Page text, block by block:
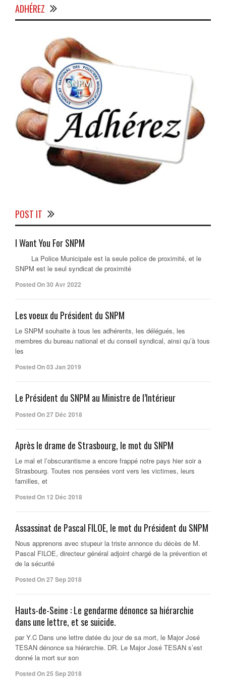
ADHÉREZ
POST IT
I Want You For SNPM
La Police Municipale est la seule police de proximité, et le
SNPM est le seul syndicat de proximité
Posted On 30 Avr 2022
Les voeux du Président du SNPM
Le SNPM souhaite à tous les adhérents, les délégués, les
membres du bureau national et du conseil syndical, ainsi qu’à tous
les
Posted On 03 Jan 2019
Le Président du SNPM au Ministre de l’Intérieur
Posted On 27 Déc 2018
Après le drame de Strasbourg, le mot du SNPM
Le mal et l’obscurantisme a encore frappé notre pays hier soir a
Strasbourg. Toutes nos pensées vont vers les victimes, leurs
familles, et
Posted On 12 Déc 2018
Assassinat de Pascal FILOE, le mot du Président du SNPM
Nous apprenons avec stupeur la triste annonce du décès de M.
Pascal FILOE, directeur général adjoint chargé de la prévention et
de la sécurité
Posted On 27 Sep 2018
Hauts-de-Seine : Le gendarme dénonce sa hiérarchie
dans une lettre, et se suicide.
par Y.C Dans une lettre datée du jour de sa mort, le Major José
TESAN dénonce sa hiérarchie. DR. Le Major José TESAN s’est
donné la mort sur son
Posted On 25 Sep 2018